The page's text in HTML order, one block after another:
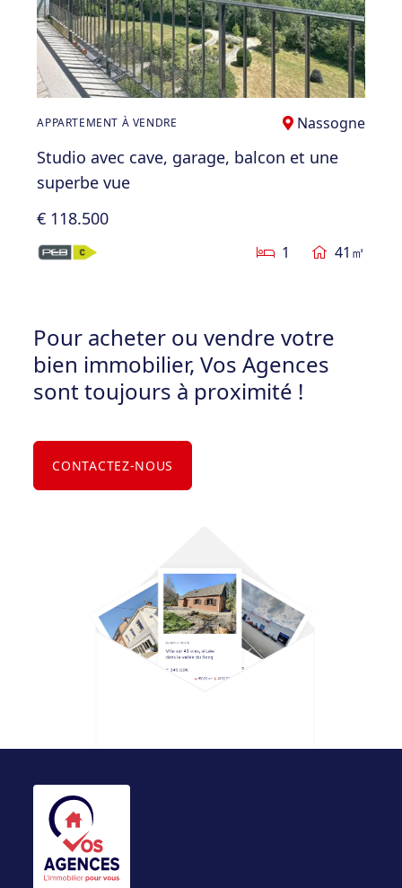
APPARTEMENT À VENDRE Nassogne
Studio avec cave, garage, balcon et une
superbe vue
€ 118.500
1 41㎡
Pour acheter ou vendre votre
bien immobilier, Vos Agences
sont toujours à proximité !
CONTACTEZ-NOUS